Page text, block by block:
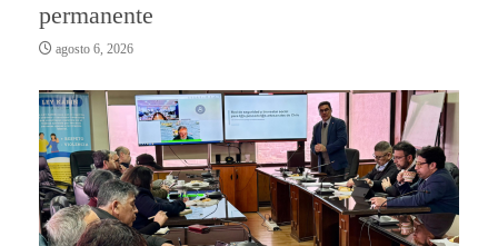
permanente
agosto 6, 2026